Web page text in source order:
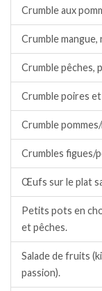
Crumble aux
Crumble mangue,
Crumble pêches,
Crumble poires
Crumble
Crumbles figues/
Œufs sur le plat
Petits pots en
et pêches.
Salade de fruits
passion).